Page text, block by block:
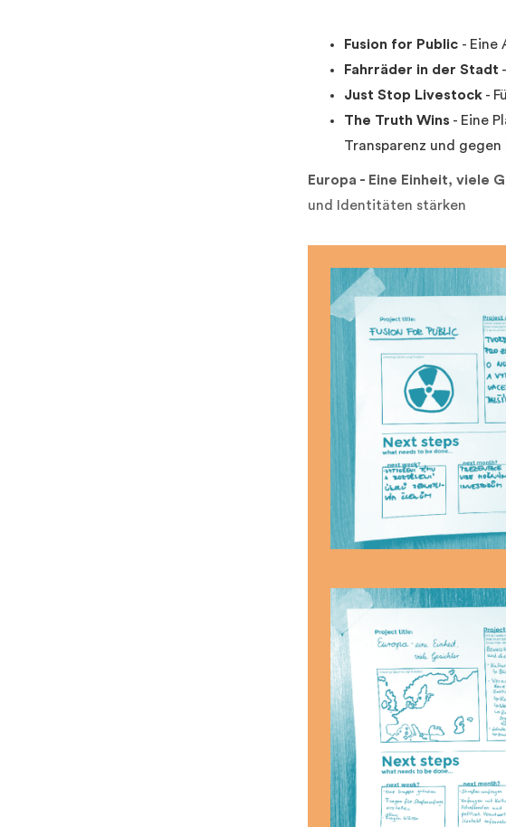
Fusion for Public - Eine
Fahrräder in der Stadt
Just Stop Livestock -
The Truth Wins - Eine
Transparenz und
Europa - Eine Einheit, viele
und Identitäten stärken